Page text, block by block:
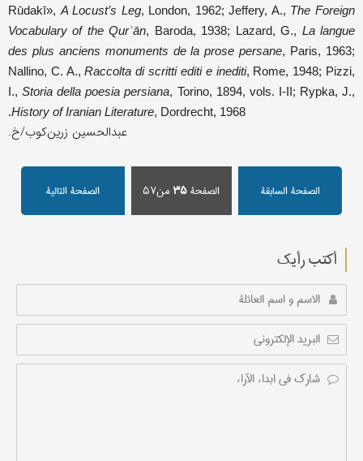
Rūdakī», A Locust’s Leg, London, 1962; Jeffery, A., The Foreign
Vocabulary of the Qurʾān, Baroda, 1938; Lazard, G., La langue
des plus anciens monuments de la prose persane, Paris, 1963;
Nallino, C. A., Raccolta di scritti editi e inediti, Rome, 1948; Pizzi,
I.,Storia della poesia persiana, Torino, 1894, vols. I-II; Rypka, J.,
History of Iranian Literature, Dordrecht, 1968.
عبدالحسين زرين‌كوب/خ.
الصفحة السابقة الصفحة۳۵ من۵۷ الصفحة التالیة
أکتب رأیك